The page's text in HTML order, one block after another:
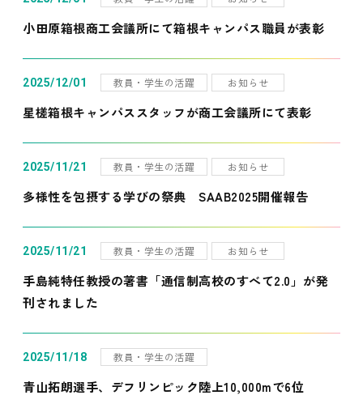
小田原箱根商工会議所にて箱根キャンパス職員が表彰
2025/12/01 教員・学生の活躍 お知らせ
星槎箱根キャンパススタッフが商工会議所にて表彰
2025/11/21 教員・学生の活躍 お知らせ
多様性を包摂する学びの祭典 SAAB2025開催報告
2025/11/21 教員・学生の活躍 お知らせ
手島純特任教授の著書「通信制高校のすべて2.0」が発
刊されました
2025/11/18 教員・学生の活躍
青山拓朗選手、デフリンピック陸上10,000mで6位